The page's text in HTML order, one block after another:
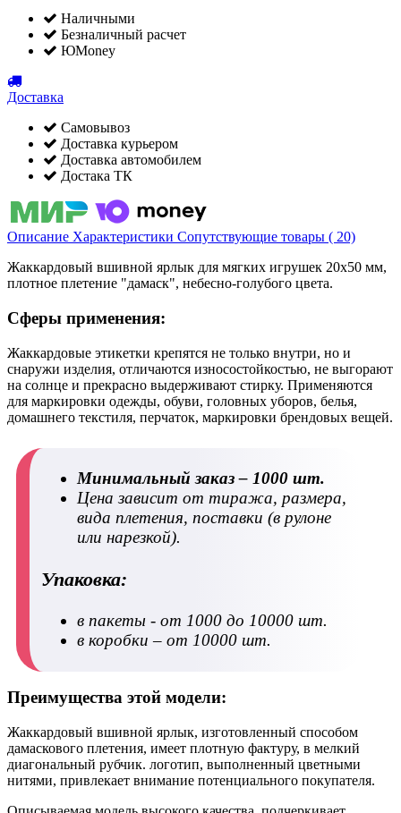
Наличными
Безналичный расчет
ЮMoney
Доставка
Самовывоз
Доставка курьером
Доставка автомобилем
Достака ТК
Описание Характеристики Сопутствующие товары ( 20)
Жаккардовый вшивной ярлык для мягких игрушек 20х50 мм,
плотное плетение "дамаск", небесно-голубого цвета.
Сферы применения:
Жаккардовые этикетки крепятся не только внутри, но и
снаружи изделия, отличаются износостойкостью, не выгорают
на солнце и прекрасно выдерживают стирку. Применяются
для маркировки одежды, обуви, головных уборов, белья,
домашнего текстиля, перчаток, маркировки брендовых вещей.
Минимальный заказ – 1000 шт.
Цена зависит от тиража, размера,
вида плетения, поставки (в рулоне
или нарезкой).
Упаковка:
в пакеты- от 1000 до 10000 шт.
в коробки – от 10000 шт.
Преимущества этой модели:
Жаккардовый вшивной ярлык, изготовленный способом
дамаскового плетения, имеет плотную фактуру, в мелкий
диагональный рубчик. логотип, выполненный цветными
нитями, привлекает внимание потенциального покупателя.